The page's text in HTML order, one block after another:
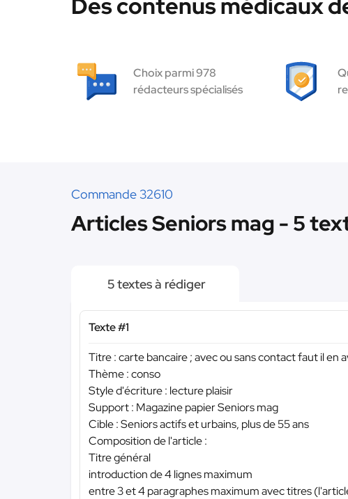
Choix parmi 978
rédacteurs spécialisés
Commande 32610
Articles Seniors mag - 5
5 textes à rédiger
Texte #1
Titre : carte bancaire ; avec ou sans contact faut il en
Thème : conso
Style d'écriture : lecture plaisir
Support : Magazine papier Seniors mag
Cible : Seniors actifs et urbains, plus de 55 ans
Composition de l'article :
Titre général
introduction de 4 lignes maximum
entre 3 et 4 paragraphes maximum avec titres